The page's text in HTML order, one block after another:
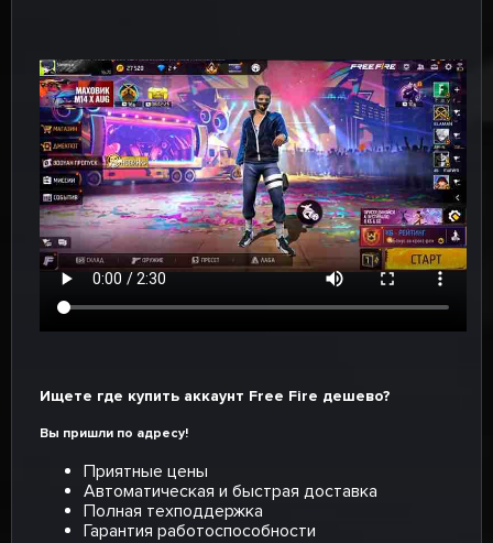
Ищете где купить аккаунт Free Fire дешево?
Вы пришли по адресу!
Приятные цены
Автоматическая и быстрая доставка
Полная техподдержка
Гарантия работоспособности